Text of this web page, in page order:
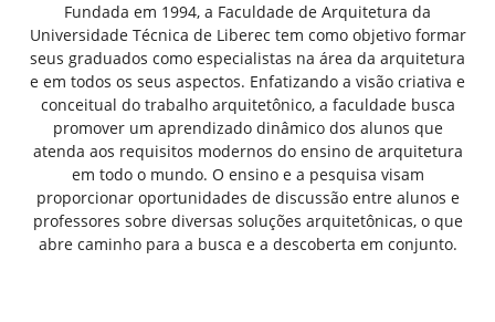
Fundada em 1994, a Faculdade de Arquitetura da
Universidade Técnica de Liberec tem como objetivo formar
seus graduados como especialistas na área da arquitetura
e em todos os seus aspectos. Enfatizando a visão criativa e
conceitual do trabalho arquitetônico, a faculdade busca
promover um aprendizado dinâmico dos alunos que
atenda aos requisitos modernos do ensino de arquitetura
em todo o mundo. O ensino e a pesquisa visam
proporcionar oportunidades de discussão entre alunos e
professores sobre diversas soluções arquitetônicas, o que
abre caminho para a busca e a descoberta em conjunto.